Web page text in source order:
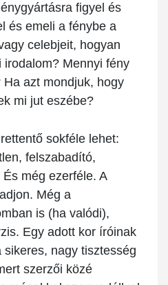
figyel és
és emeli a fénybe a
celebjeit, hogyan
Mennyi fény
azt mondjuk, hogy
mi jut eszébe?
sokféle lehet:
felszabadító,
még ezerféle. A
Még a
is (ha valódi),
Egy adott kor íróinak
nagy tisztesség
szerzői közé